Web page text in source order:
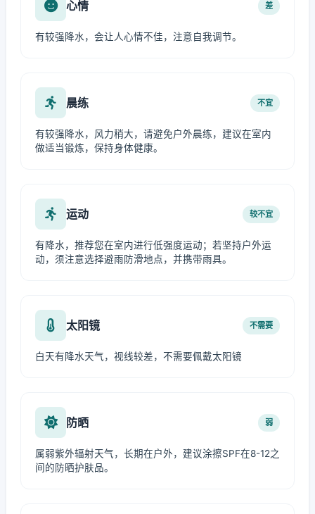
心情 差
有较强降水，会让人心情不佳，注意自我调节。
晨练 不宜
有较强降水，风力稍大，请避免户外晨练，建议在室内
做适当锻炼，保持身体健康。
运动 较不宜
有降水，推荐您在室内进行低强度运动；若坚持户外运
动，须注意选择避雨防滑地点，并携带雨具。
太阳镜 不需要
白天有降水天气，视线较差，不需要佩戴太阳镜
防晒 弱
属弱紫外辐射天气，长期在户外，建议涂擦SPF在8-12之
间的防晒护肤品。